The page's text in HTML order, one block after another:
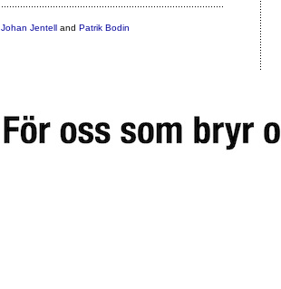
Johan Jentelland Patrik Bodin